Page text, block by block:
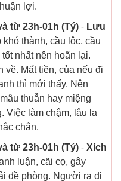
lợi.
từ 23h-01h (Tý) - Lưu
khó thành, cầu lộc, cầu
nhất nên hoãn lại.
về. Mất tiền, của nếu đi
thì mới thấy. Nên
thuẫn hay miệng
Việc làm chậm, lâu la
chắn.
từ 23h-01h (Tý) - Xích
luận, cãi cọ, gây
đề phòng. Người ra đi